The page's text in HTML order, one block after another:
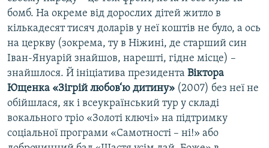
бомб. На окреме від дорослих дітей житло в
кількадесят тисяч доларів у неї коштів не було, а ось
на церкву (зокрема, ту в Ніжині, де старший син
Іван-Януарій знайшов, нарешті, гідне місце) –
знайшлося. Й ініціатива президента Віктора
Ющенка «Зігрій любов‘ю дитину» (2007) без неї не
обійшлася, як і всеукраїнський тур у складі
вокального тріо «Золоті ключі» на підтримку
соціальної програми «Самотності – ні!» або